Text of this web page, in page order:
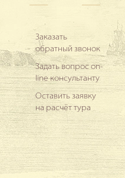
Заказать
обратный звонок
Задать вопрос on-
line консультанту
Оставить заявку
на расчёт тура